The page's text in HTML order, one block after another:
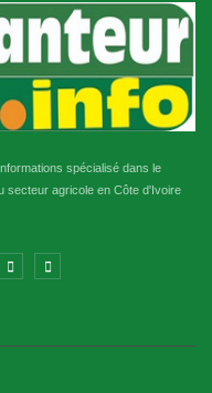
la Direction des
d'Abidjan rassure les
la foire "Au carrefour du
spécialisé dans le
secteur agricole en Côte d'Ivoire